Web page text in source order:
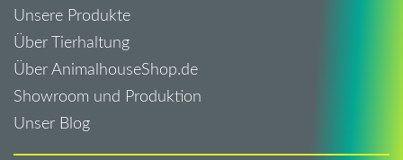
Unsere Produkte
Über Tierhaltung
Über AnimalhouseShop.de
Showroom und Produktion
Unser Blog